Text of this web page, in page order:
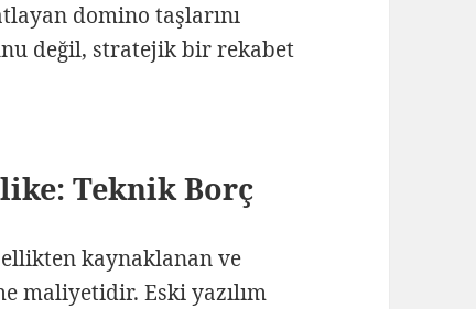
domino taşlarını
değil, stratejik bir rekabet
Teknik Borç
kaynaklanan ve
maliyetidir. Eski yazılım